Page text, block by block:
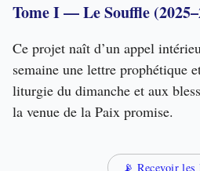
Tome I — Le Souffle
Ce projet naît d’un appel
semaine une lettre prophétique
liturgie du dimanche et aux
la venue de la Paix promise.
📡 Recevoir les